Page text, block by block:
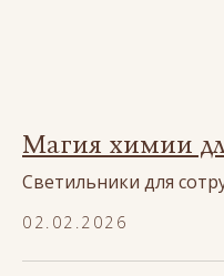
Магия химии
Светильники для
02.02.2026